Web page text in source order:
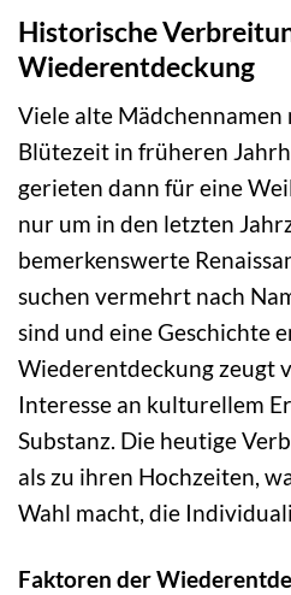
Historische
Wiederentdeckung
Viele alte Mädchennamen
Blütezeit in früheren
gerieten dann für eine
nur um in den letzten
bemerkenswerte
suchen vermehrt nach
sind und eine Geschichte
Wiederentdeckung zeugt
Interesse an kulturellem
Substanz. Die heutige
als zu ihren Hochzeiten,
Wahl macht, die
Faktoren der